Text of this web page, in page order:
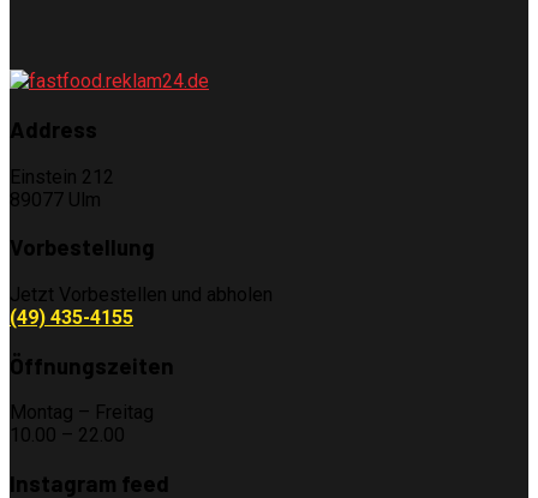
Address
Einstein 212
89077 Ulm
Vorbestellung
Jetzt Vorbestellen und abholen
(49) 435-4155
Öffnungszeiten
Montag – Freitag
10.00 – 22.00
Instagram feed